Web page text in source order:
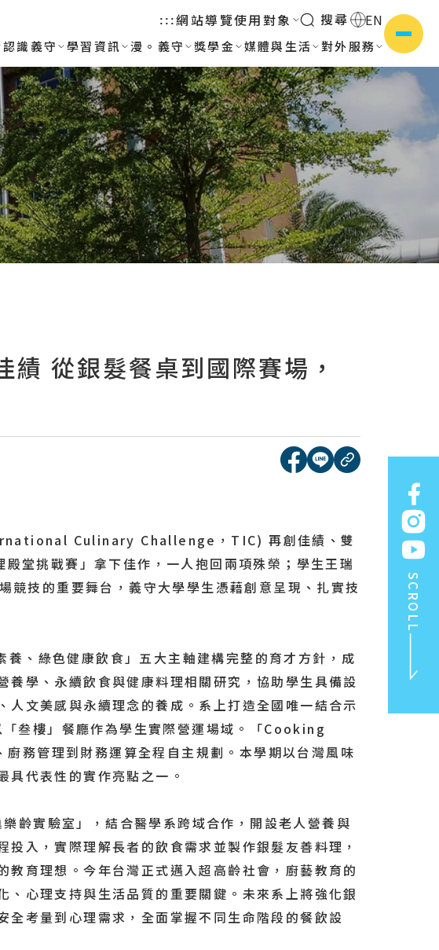
:::網站導覽使用對象 搜尋 EN
認識義守 學習資訊 漫。義守 獎學金 媒體與生活 對外服務
側選單
SCROLL
從銀髮餐桌到國際賽場，
[另開新視窗]分享到
[另開新視窗]分享
複製連結
Culinary Challenge，TIC) 再創佳績、雙
堂挑戰賽」拿下佳作，一人抱回兩項殊榮；學生王瑞
技的重要舞台，義守大學學生憑藉創意呈現、扎實技
、綠色健康飲食」五大主軸建構完整的育才方針，成
學、永續飲食與健康料理相關研究，協助學生具備設
文美感與永續理念的養成。系上打造全國唯一結合示
樓」餐廳作為學生實際營運場域。「Cooking
務管理到財務運算全程自主規劃。本學期以台灣風味
代表性的實作亮點之一。
齡實驗室」，結合醫學系跨域合作，開設老人營養與
入，實際理解長者的飲食需求並製作銀髮友善料理，
育理想。今年台灣正式邁入超高齡社會，廚藝教育的
心理支持與生活品質的重要關鍵。未來系上將強化銀
考量到心理需求，全面掌握不同生命階段的餐飲設